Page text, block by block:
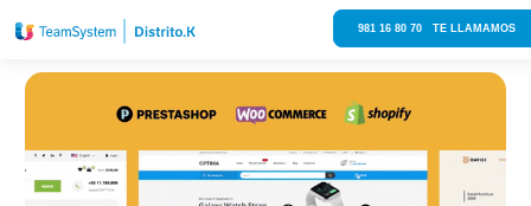
981 16 80 70 TE LLAMAMOS